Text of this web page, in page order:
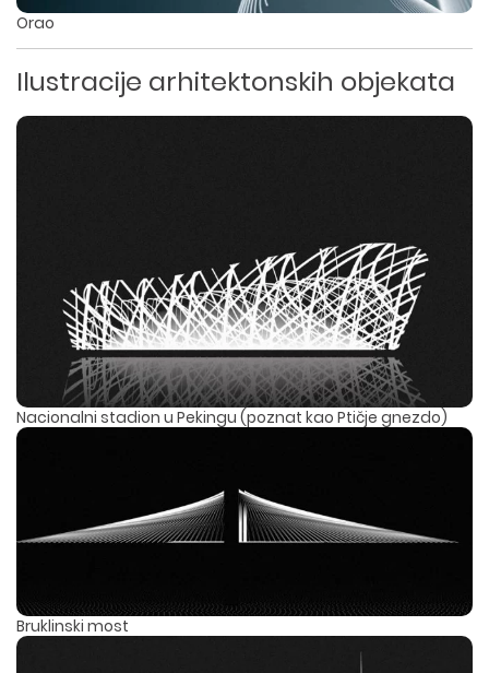
Orao
Ilustracije arhitektonskih objekata
Nacionalni stadion u Pekingu (poznat kao Ptičje gnezdo)
Bruklinski most